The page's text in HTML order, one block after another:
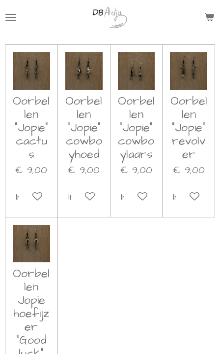
Ga
de
hoofdinhoud
Oorbel
len
"Jopie"
cactu
s
€ 9,00
In winkelwagen
Oorbel
len
"Jopie"
cowbo
yhoed
€ 9,00
In winkelwagen
Oorbel
len
"Jopie"
cowbo
ylaars
€ 9,00
In winkelwagen
Oorbel
len
"Jopie"
revolv
er
€ 9,00
In
Oorbel
len
Jopie
hoefijz
er
"Good